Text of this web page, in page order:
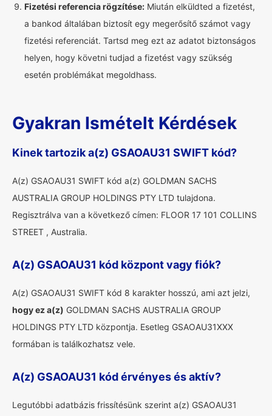
Fizetési referencia rögzítése: Miután elküldted a fizetést,
a bankod általában biztosít egy megerősítő számot vagy
fizetési referenciát. Tartsd meg ezt az adatot biztonságos
helyen, hogy követni tudjad a fizetést vagy szükség
esetén problémákat megoldhass.
Gyakran Ismételt Kérdések
Kinek tartozik a(z) GSAOAU31 SWIFT kód?
A(z) GSAOAU31 SWIFT kód a(z) GOLDMAN SACHS
AUSTRALIA GROUP HOLDINGS PTY LTD tulajdona.
Regisztrálva van a következő címen: FLOOR 17 101 COLLINS
STREET , Australia.
A(z) GSAOAU31 kód központ vagy fiók?
A(z) GSAOAU31 SWIFT kód 8 karakter hosszú, ami azt jelzi,
hogy ez a(z) GOLDMAN SACHS AUSTRALIA GROUP
HOLDINGS PTY LTD központja. Esetleg GSAOAU31XXX
formában is találkozhatsz vele.
A(z) GSAOAU31 kód érvényes és aktív?
Legutóbbi adatbázis frissítésünk szerint a(z) GSAOAU31